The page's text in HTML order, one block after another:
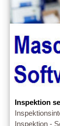
Inspektion
Inspektion -